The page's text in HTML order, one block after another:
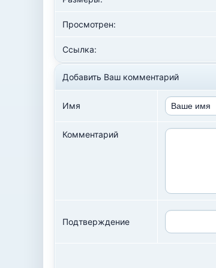
Просмотрен:
Ссылка:
Добавить Ваш комментарий
Имя
Комментарий
Подтверждение